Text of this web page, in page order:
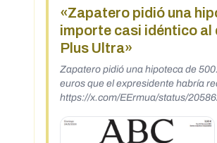
«Zapatero pidió una
importe casi idéntico al
Plus Ultra»
Zapatero pidió una hipoteca de
euros que el expresidente habría
https://x.com/EErmua/status/